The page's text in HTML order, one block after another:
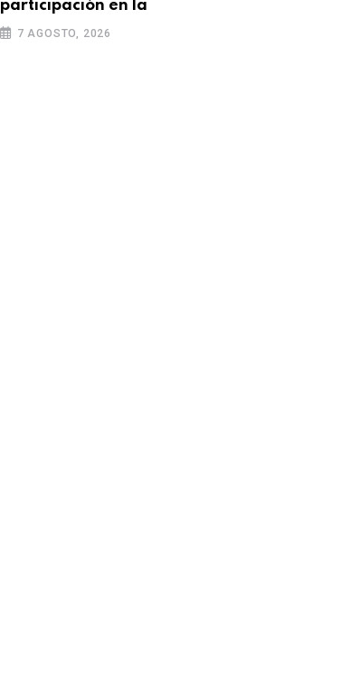
participación en la
7 AGOSTO, 2026